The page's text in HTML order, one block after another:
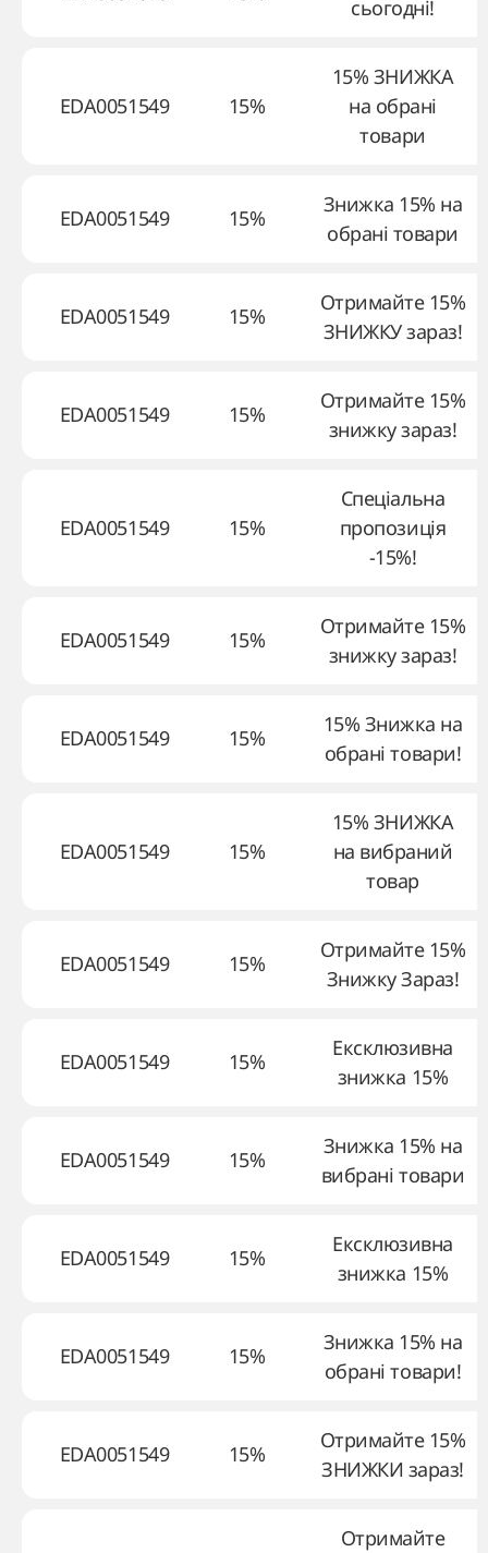
сьогодні!
EDA0051549 15%
15% ЗНИЖКА
на обрані
товари
EDA0051549 15%
Знижка 15% на
обрані товари
EDA0051549 15%
Отримайте 15%
ЗНИЖКУ зараз!
EDA0051549 15%
Отримайте 15%
знижку зараз!
EDA0051549 15%
Спеціальна
пропозиція
-15%!
EDA0051549 15%
Отримайте 15%
знижку зараз!
EDA0051549 15%
15% Знижка на
обрані товари!
EDA0051549 15%
15% ЗНИЖКА
на вибраний
товар
EDA0051549 15%
Отримайте 15%
Знижку Зараз!
EDA0051549 15%
Ексклюзивна
знижка 15%
EDA0051549 15%
Знижка 15% на
вибрані товари
EDA0051549 15%
Ексклюзивна
знижка 15%
EDA0051549 15%
Знижка 15% на
обрані товари!
EDA0051549 15%
Отримайте 15%
ЗНИЖКИ зараз!
Отримайте